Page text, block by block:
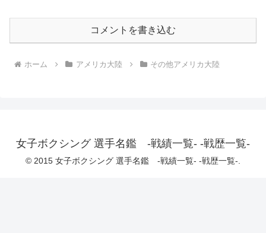
コメントを書き込む
ホーム アメリカ大陸 その他アメリカ大陸
女子ボクシング 選手名鑑 -戦績一覧- -戦歴一覧-
© 2015 女子ボクシング 選手名鑑 -戦績一覧- -戦歴一覧-.